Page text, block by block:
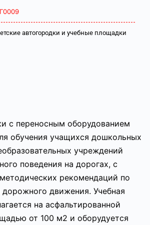
автогородки и учебные площадки
с переносным оборудованием
обучения учащихся дошкольных
учреждений
поведения на дорогах, с
рекомендаций по
движения. Учебная
на асфальтированной
от 100 м2 и оборудуется